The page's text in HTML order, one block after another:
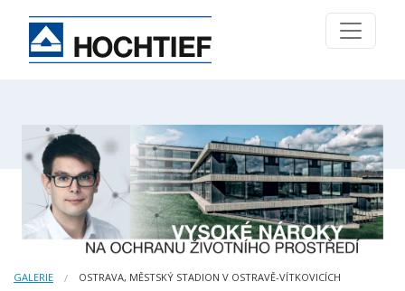
GALERIE OSTRAVA, MĚSTSKÝ STADION V OSTRAVĚ-VÍTKOVICÍCH